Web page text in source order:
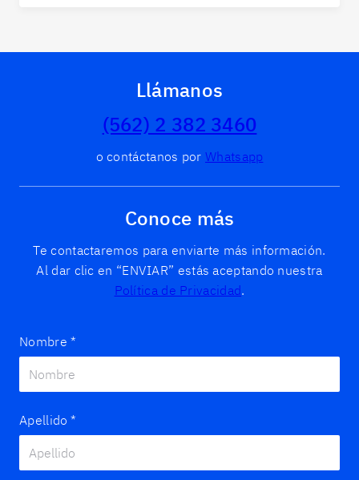
Llámanos
(562) 2 382 3460
o contáctanos por Whatsapp
Conoce más
Te contactaremos para enviarte más información.
Al dar clic en “ENVIAR” estás aceptando nuestra
Política de Privacidad.
Nombre *
Apellido *